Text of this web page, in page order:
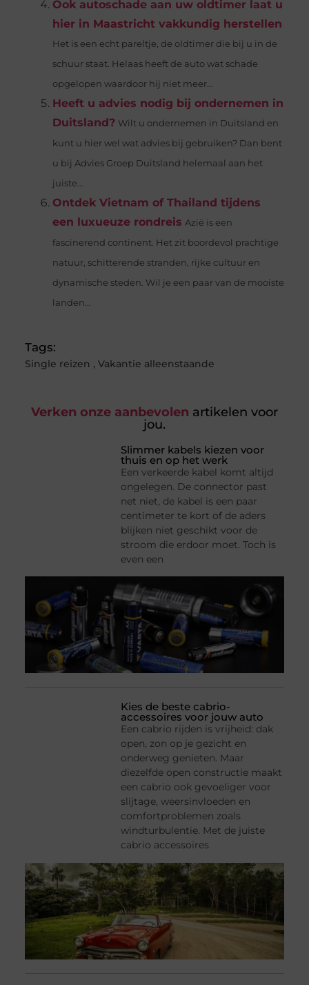
Ook autoschade aan uw oldtimer laat u
hier in Maastricht vakkundig herstellen
Het is een echt pareltje, de oldtimer die bij u in de
schuur staat. Helaas heeft de auto wat schade
opgelopen waardoor hij niet meer...
Heeft u advies nodig bij ondernemen in
Duitsland? Wilt u ondernemen in Duitsland en
kunt u hier wel wat advies bij gebruiken? Dan bent
u bij Advies Groep Duitsland helemaal aan het
juiste...
Ontdek Vietnam of Thailand tijdens
een luxueuze rondreis Azië is een
fascinerend continent. Het zit boordevol prachtige
natuur, schitterende stranden, rijke cultuur en
dynamische steden. Wil je een paar van de mooiste
landen...
Tags:
Single reizen , Vakantie alleenstaande
Verken onze aanbevolen artikelen voor
jou.
Slimmer kabels kiezen voor
thuis en op het werk
Een verkeerde kabel komt altijd
ongelegen. De connector past
net niet, de kabel is een paar
centimeter te kort of de aders
blijken niet geschikt voor de
stroom die erdoor moet. Toch is
even een
Kies de beste cabrio-
accessoires voor jouw auto
Een cabrio rijden is vrijheid: dak
open, zon op je gezicht en
onderweg genieten. Maar
diezelfde open constructie maakt
een cabrio ook gevoeliger voor
slijtage, weersinvloeden en
comfortproblemen zoals
windturbulentie. Met de juiste
cabrio accessoires